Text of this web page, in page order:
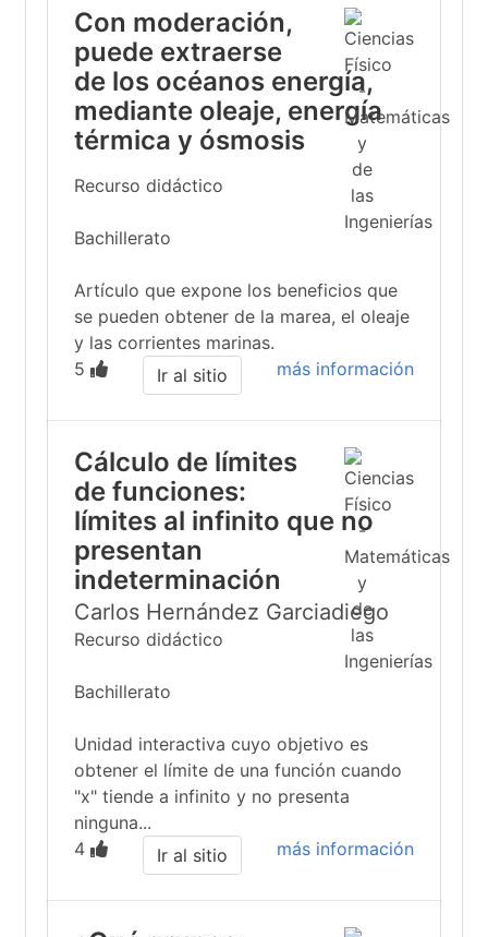
Con moderación,
puede extraerse
de los océanos energía,
mediante oleaje, energía
térmica y ósmosis
Recurso didáctico
Bachillerato
Artículo que expone los beneficios que
se pueden obtener de la marea, el oleaje
y las corrientes marinas.
5
más información
Ir al sitio
Cálculo de límites
de funciones:
límites al infinito que no
presentan
indeterminación
Carlos Hernández Garciadiego
Recurso didáctico
Bachillerato
Unidad interactiva cuyo objetivo es
obtener el límite de una función cuando
"x" tiende a infinito y no presenta
ninguna...
4
más información
Ir al sitio